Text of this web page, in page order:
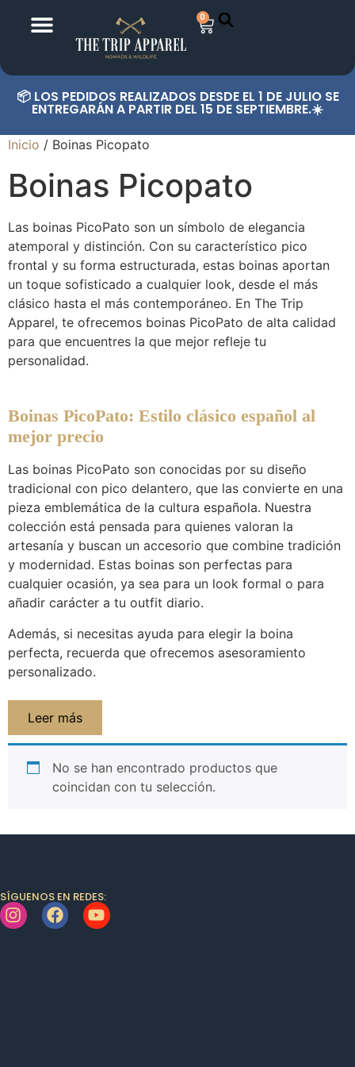
0
📦 LOS PEDIDOS REALIZADOS DESDE EL 1 DE JULIO SE
ENTREGARÁN A PARTIR DEL 15 DE SEPTIEMBRE.☀️
Inicio / Boinas Picopato
Boinas Picopato
Las boinas PicoPato son un símbolo de elegancia
atemporal y distinción. Con su característico pico
frontal y su forma estructurada, estas boinas aportan
un toque sofisticado a cualquier look, desde el más
clásico hasta el más contemporáneo. En The Trip
Apparel, te ofrecemos boinas PicoPato de alta calidad
para que encuentres la que mejor refleje tu
personalidad.
Boinas PicoPato: Estilo clásico español al
mejor precio
Las boinas PicoPato son conocidas por su diseño
tradicional con pico delantero, que las convierte en una
pieza emblemática de la cultura española. Nuestra
colección está pensada para quienes valoran la
artesanía y buscan un accesorio que combine tradición
y modernidad. Estas boinas son perfectas para
cualquier ocasión, ya sea para un look formal o para
añadir carácter a tu outfit diario.
Además, si necesitas ayuda para elegir la boina
perfecta, recuerda que ofrecemos asesoramiento
personalizado.
Leer más
No se han encontrado productos que
coincidan con tu selección.
SÍGUENOS EN REDES: